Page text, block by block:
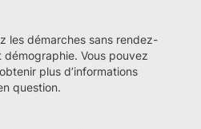
les démarches sans rendez-
Vous pouvez
plus d’informations
question.